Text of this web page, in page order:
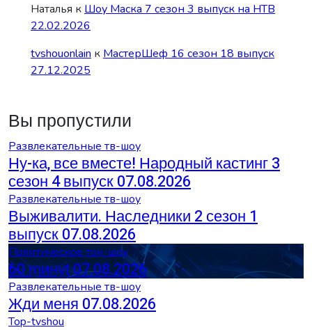
Наталья к Шоу Маска 7 сезон 3 выпуск на НТВ
22.02.2026
tvshouonlain к МастерШеф 16 сезон 18 выпуск
27.12.2025
Вы пропустили
Развлекательные тв-шоу
Ну-ка, все вместе! Народный кастинг 3
сезон 4 выпуск 07.08.2026
Развлекательные тв-шоу
Выживалити. Наследники 2 сезон 1
выпуск 07.08.2026
Политическое ток-шоу
60 ṃинẏƫ 07.08.2026
Развлекательные тв-шоу
Жди меня 07.08.2026
Top-tvshou